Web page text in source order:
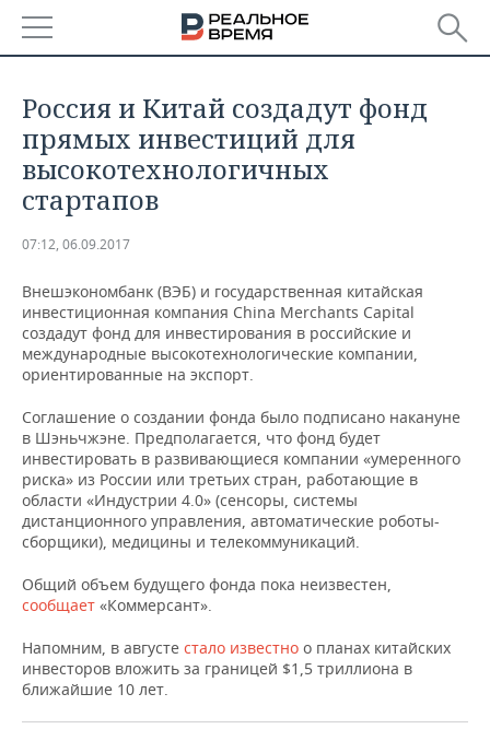
ТАТАРСТАН
НОВОСТИ
АНАЛИТИКА
КОРОЛИ ГОСЗАКАЗА ПФО
ВУЗЫ ТАТАРСТАНА
КОМУ ПРИНАДЛЕЖАТ
ТОРГОВЫЕ ЦЕНТРЫ
ТАТАРСТАНА
ФИНАНСЫ
БАНКИ
БЮДЖЕТ
ИНВЕСТИЦИИ
ПРОМЫШЛЕННОСТЬ
НОВОСТИ
ПРОМЫШЛЕННОСТИ
МАШИНОСТРОЕНИЕ
НЕФТЕХИМИЯ
НЕФТЬ
ОПК
ЭНЕРГЕТИКА
НЕДВИЖИМОСТЬ
НОВОСТИ НЕДВИЖИМОСТИ
АВТО
НОВОСТИ АВТО
БИЗНЕС
НОВОСТИ БИЗНЕСА
РОЗНИЧНАЯ ТОРГОВЛЯ
ТРАНСПОРТ
ТЕХНОЛОГИИ
НОВОСТИ ТЕХНОЛОГИЙ
IT
ТЕЛЕКОММУНИКАЦИИ
МЕРОПРИЯТИЯ
НОВОСТИ МЕРОПРИЯТИЙ
БИЗНЕС-БРАНЧИ
СПОРТ
ФУТБОЛ
НОВОСТИ ОБЩЕСТВА
ФОТОГАЛЕРЕЯ
Россия и Китай создадут фонд
прямых инвестиций для
высокотехнологичных
стартапов
07:12, 06.09.2017
Внешэкономбанк (ВЭБ) и государственная китайская
инвестиционная компания China Merchants Capital
создадут фонд для инвестирования в российские и
международные высокотехнологические компании,
ориентированные на экспорт.
Соглашение о создании фонда было подписано накануне
в Шэньчжэне. Предполагается, что фонд будет
инвестировать в развивающиеся компании «умеренного
риска» из России или третьих стран, работающие в
области «Индустрии 4.0» (сенсоры, системы
дистанционного управления, автоматические роботы-
сборщики), медицины и телекоммуникаций.
Общий объем будущего фонда пока неизвестен,
сообщает «Коммерсант».
Напомним, в августе стало известно о планах китайских
инвесторов вложить за границей $1,5 триллиона в
ближайшие 10 лет.